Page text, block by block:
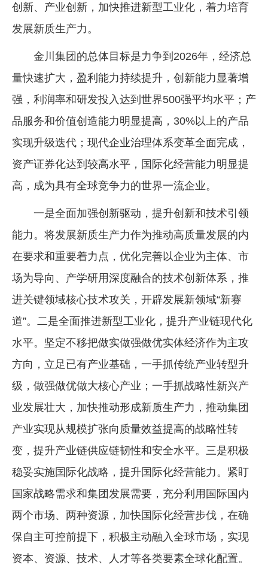
创新、产业创新，加快推进新型工业化，着力培育
发展新质生产力。
金川集团的总体目标是力争到2026年，经济总
量快速扩大，盈利能力持续提升，创新能力显著增
强，利润率和研发投入达到世界500强平均水平；产
品服务和价值创造能力明显提高，30%以上的产品
实现升级迭代；现代企业治理体系变革全面完成，
资产证券化达到较高水平，国际化经营能力明显提
高，成为具有全球竞争力的世界一流企业。
一是全面加强创新驱动，提升创新和技术引领
能力。将发展新质生产力作为推动高质量发展的内
在要求和重要着力点，优化完善以企业为主体、市
场为导向、产学研用深度融合的技术创新体系，推
进关键领域核心技术攻关，开辟发展新领域“新赛
道”。二是全面推进新型工业化，提升产业链现代化
水平。坚定不移把做实做强做优实体经济作为主攻
方向，立足已有产业基础，一手抓传统产业转型升
级，做强做优做大核心产业；一手抓战略性新兴产
业发展壮大，加快推动形成新质生产力，推动集团
产业实现从规模扩张向质量效益提高的战略性转
变，提升产业链供应链韧性和安全水平。三是积极
稳妥实施国际化战略，提升国际化经营能力。紧盯
国家战略需求和集团发展需要，充分利用国际国内
两个市场、两种资源，加快国际化经营步伐，在确
保自主可控前提下，积极主动融入全球市场，实现
资本、资源、技术、人才等各类要素全球化配置。